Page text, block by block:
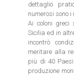
dettaglio
numerosi sono
Ai coloni greci
Sicilia ed in
incontrò
meritare alla
più di 40
produzione